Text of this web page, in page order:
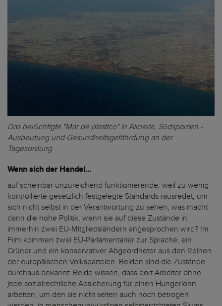
Das berüchtigte "Mar de plastico" in Almeria, Südspanien -
Ausbeutung und Gesundheitsgefährdung an der
Tagesordung
Wenn sich der Handel...
auf scheinbar unzureichend funktionierende, weil zu wenig
kontrollierte gesetzlich festgelegte Standards rausredet, um
sich nicht selbst in der Verantwortung zu sehen, was macht
dann die hohe Politik, wenn sie auf diese Zustände in
immerhin zwei EU-Mitgliedsländern angesprochen wird? Im
Film kommen zwei EU-Parlamentarier zur Sprache, ein
Grüner und ein konservativer Abgeordneter aus den Reihen
der europäischen Volksparteien. Beiden sind die Zustände
durchaus bekannt: Beide wissen, dass dort Arbeiter ohne
jede sozialrechtliche Absicherung für einen Hungerlohn
arbeiten, um den sie nicht selten auch noch betrogen